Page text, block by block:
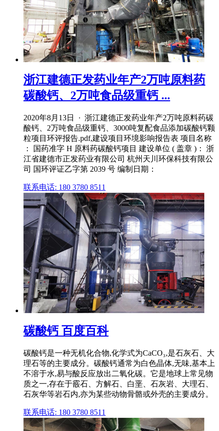
浙江建德正发药业年产2万吨原料药
碳酸钙、2万吨食品级重钙 ...
2020年8月13日 · 浙江建德正发药业年产2万吨原料药碳
酸钙、2万吨食品级重钙、3000吨复配食品添加碳酸钙颗
粒项目环评报告.pdf,建设项目环境影响报告表 项目名称
： 国药准字 H 原料药碳酸钙项目 建设单位 ( 盖章 )： 浙
江省建德市正发药业有限公司 杭州天川环保科技有限公
司 国环评证乙字第 2039 号 编制日期：
联系电话: 180 3780 8511
碳酸钙 百度百科
碳酸钙是一种无机化合物,化学式为CaCO₃,是石灰石、大
理石等的主要成分。碳酸钙通常为白色晶体,无味,基本上
不溶于水,易与酸反应放出二氧化碳。它是地球上常见物
质之一,存在于霰石、方解石、白垩、石灰岩、大理石、
石灰华等岩石内,亦为某些动物骨骼或外壳的主要成分。
联系电话: 180 3780 8511